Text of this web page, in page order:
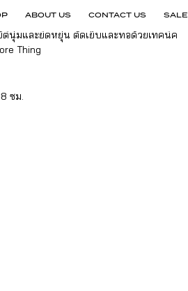
ABOUT US CONTACT US SALE
ใยโพลิเอสเตอร์ด้วยเทคนิคแจ็คการ์ด
นุ่มและยืดหยุ่น ตัดเย็บและทอด้วยเทคนิค
Thing
ซม.